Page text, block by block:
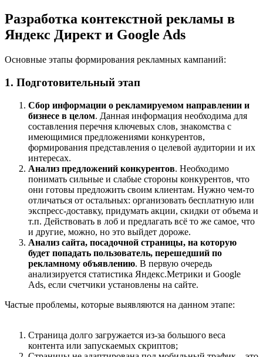
Разработка контекстной рекламы в
Яндекс Директ и Google Ads
Основные этапы формирования рекламных кампаний:
1. Подготовительный этап
Cбор информации о рекламируемом направлении и
бизнесе в целом. Данная информация необходима для
составления перечня ключевых слов, знакомства с
имеющимися предложениями конкурентов,
формирования представления о целевой аудитории и их
интересах.
Анализ предложений конкурентов. Необходимо
понимать сильные и слабые стороны конкурентов, что
они готовы предложить своим клиентам. Нужно чем-то
отличаться от остальных: организовать бесплатную или
экспресс-доставку, придумать акции, скидки от объема и
т.п. Действовать в лоб и предлагать всё то же самое, что
и другие, можно, но это выйдет дороже.
Анализ сайта, посадочной страницы, на которую
будет попадать пользователь, перешедший по
рекламному объявлению. В первую очередь
анализируется статистика Яндекс.Метрики и Google
Ads, если счетчики установлены на сайте.
Частые проблемы, которые выявляются на данном этапе:
Страница долго загружается из-за большого веса
контента или запускаемых скриптов;